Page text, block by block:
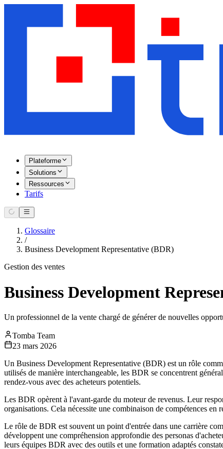
Plateforme
Solutions
Ressources
Tarifs
Glossaire
/
Business Development Representative (BDR)
Gestion des ventes
Business Development
Un professionnel de la vente chargé de générer de nouvelles
Tomba Team
23 mars 2026
Un Business Development Representative (BDR) est un rôle
utilisés de manière interchangeable, les BDR se concentrent
rendez-vous avec des acheteurs potentiels.
Les BDR opèrent à l'avant-garde du moteur de revenus. Leur
organisations. Cela nécessite une combinaison de compétences en
Le rôle de BDR est souvent un point d'entrée dans une carrière
développent une compréhension approfondie des personas
leurs équipes BDR avec des outils et une formation adaptés